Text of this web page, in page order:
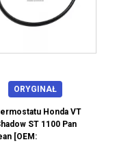
ORYGINAŁ
Honda VT
ST 1100 Pan
[OEM: